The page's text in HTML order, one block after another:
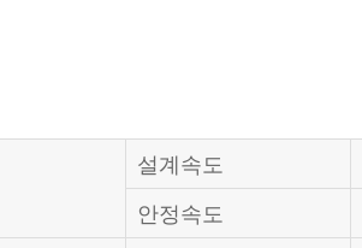
설계속도
안정속도